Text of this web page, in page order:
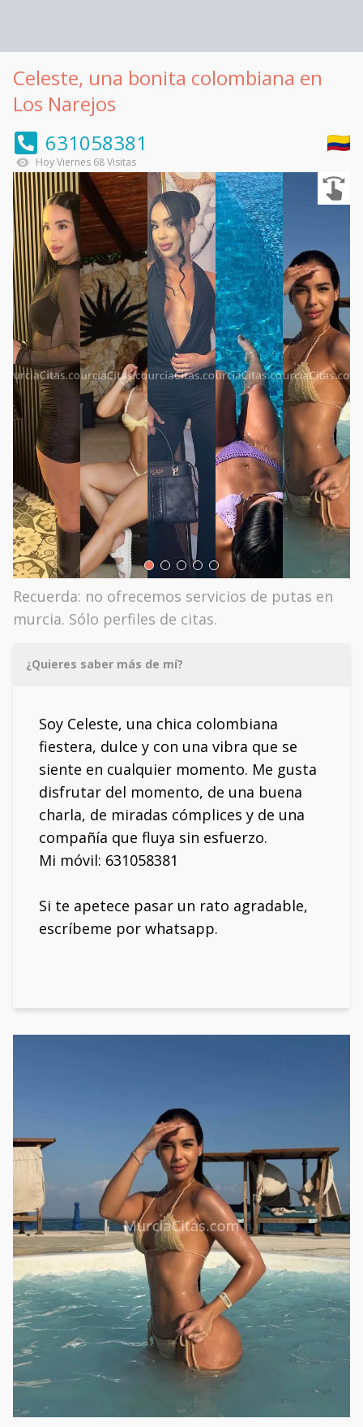
Celeste, una bonita colombiana en
Los Narejos
631058381
HoyViernes 68Visitas
Recuerda: no ofrecemos servicios de putas en
murcia. Sólo perfiles de citas.
¿Quieres saber más de mí?
Soy Celeste, una chica colombiana
fiestera, dulce y con una vibra que se
siente en cualquier momento. Me gusta
disfrutar del momento, de una buena
charla, de miradas cómplices y de una
compañía que fluya sin esfuerzo.
Mi móvil: 631058381
Si te apetece pasar un rato agradable,
escríbeme por whatsapp.